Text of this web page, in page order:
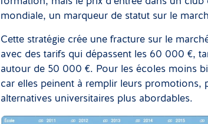
mondiale, un marqueur de statut sur le
Cette stratégie crée une fracture sur le
avec des tarifs qui dépassent les 60 000 €,
autour de 50 000 €. Pour les écoles moins
car elles peinent à remplir leurs promotions,
alternatives universitaires plus abordables.